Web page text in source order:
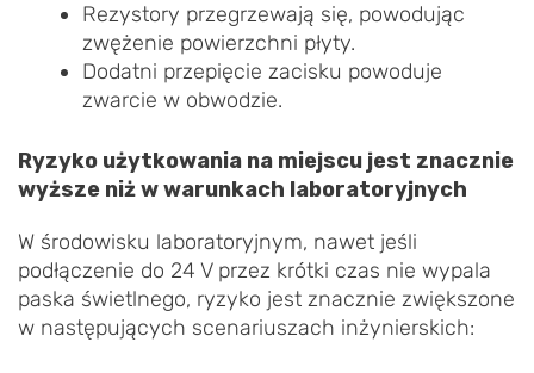
Rezystory przegrzewają się, powodując
zwężenie powierzchni płyty.
Dodatni przepięcie zacisku powoduje
zwarcie w obwodzie.
Ryzyko użytkowania na miejscu jest znacznie
wyższe niż w warunkach laboratoryjnych
W środowisku laboratoryjnym, nawet jeśli
podłączenie do 24 V przez krótki czas nie wypala
paska świetlnego, ryzyko jest znacznie zwiększone
w następujących scenariuszach inżynierskich: